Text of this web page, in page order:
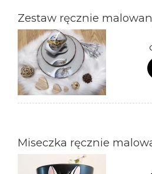
Zestaw ręcznie
Miseczka ręcznie